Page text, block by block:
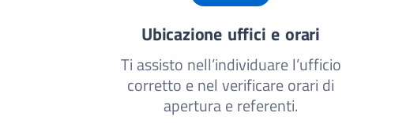
Ubicazione uffici e orari
Ti assisto nell’individuare l’ufficio
corretto e nel verificare orari di
apertura e referenti.